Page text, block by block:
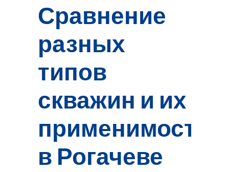
Сравнение
разных
типов
скважин и их
применимость
в Рогачеве